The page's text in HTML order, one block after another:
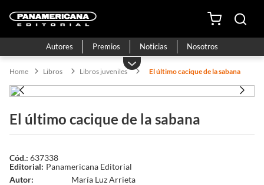
Autores Premios Noticias Nosotros
Libros Libros juveniles El último cacique de la sabana
El último cacique de la sabana
Panamericana Editorial
637338
Autor
María Luz Arrieta